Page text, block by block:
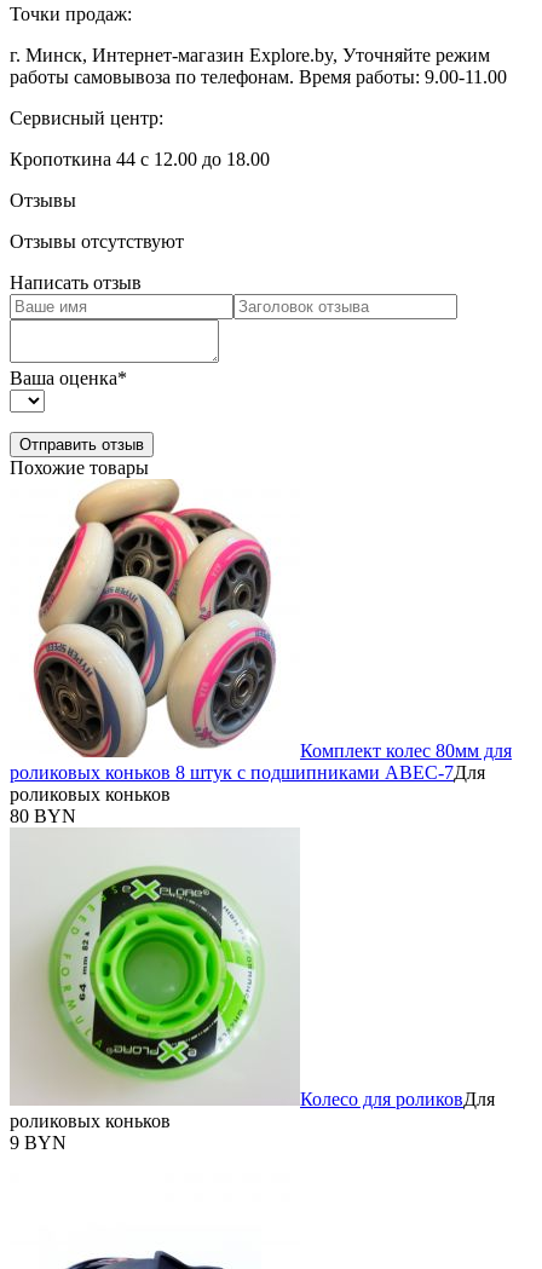
Точки продаж:
г. Минск, Интернет-магазин Explore.by, Уточняйте режим
работы самовывоза по телефонам. Время работы: 9.00-11.00
Сервисный центр:
Кропоткина 44 с 12.00 до 18.00
Отзывы
Отзывы отсутствуют
Написать отзыв
Ваша оценка*
Похожие товары
Комплект колес 80мм для
роликовых коньков 8 штук с подшипниками ABEC-7Для
роликовых коньков
80 BYN
Колесо для роликовДля
роликовых коньков
9 BYN